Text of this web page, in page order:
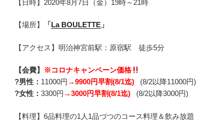
【日時】2020年8月7日（金）19時～21時
【場所】 「La BOULETTE 」
【アクセス】明治神宮前駅：原宿駅 徒歩5分
【会費】
※コロナキャンペーン価格
?男性： 11000円 →9900円早割(8/1迄) (8/2以降11000円)
?女性： 3300円 →3000円早割(8/1迄) (8/2以降3000円)
【料理】6品料理の1人1品づつのコース料理＆飲み放題